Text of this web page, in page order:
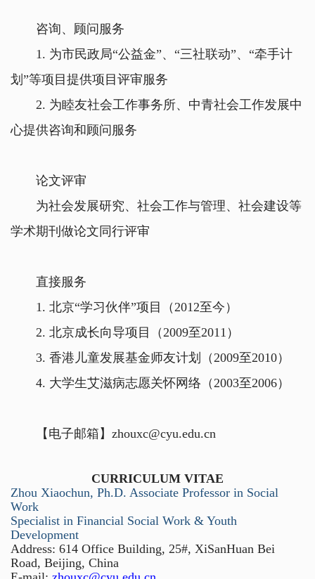
咨询、顾问服务
1. 为市民政局“公益金”、“三社联动”、“牵手计
划”等项目提供项目评审服务
2. 为睦友社会工作事务所、中青社会工作发展中
心提供咨询和顾问服务
论文评审
为社会发展研究、社会工作与管理、社会建设等
学术期刊做论文同行评审
直接服务
1. 北京“学习伙伴”项目（2012至今）
2. 北京成长向导项目（2009至2011）
3. 香港儿童发展基金师友计划（2009至2010）
4. 大学生艾滋病志愿关怀网络（2003至2006）
【电子邮箱】zhouxc@cyu.edu.cn
CURRICULUM VITAE
Zhou Xiaochun, Ph.D. Associate Professor in Social
Work
Specialist in Financial Social Work & Youth
Development
Address: 614 Office Building, 25#, XiSanHuan Bei
Road, Beijing, China